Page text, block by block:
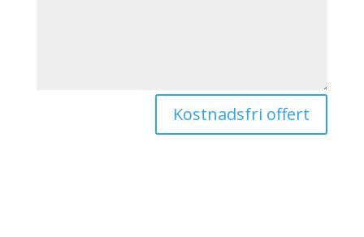
Kostnadsfri offert